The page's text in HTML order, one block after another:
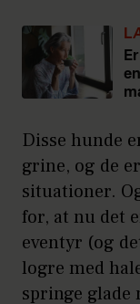
Disse hunde
grine, og de
situationer.
for, at nu det
eventyr (og
logre med
springe glade